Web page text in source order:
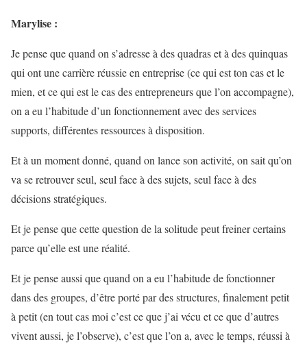
Marylise :
Je pense que quand on s’adresse à des quadras et à des quinquas
qui ont une carrière réussie en entreprise (ce qui est ton cas et le
mien, et ce qui est le cas des entrepreneurs que l’on accompagne),
on a eu l’habitude d’un fonctionnement avec des services
supports, différentes ressources à disposition.
Et à un moment donné, quand on lance son activité, on sait qu’on
va se retrouver seul, seul face à des sujets, seul face à des
décisions stratégiques.
Et je pense que cette question de la solitude peut freiner certains
parce qu’elle est une réalité.
Et je pense aussi que quand on a eu l’habitude de fonctionner
dans des groupes, d’être porté par des structures, finalement petit
à petit (en tout cas moi c’est ce que j’ai vécu et ce que d’autres
vivent aussi, je l’observe), c’est que l’on a, avec le temps, réussi à